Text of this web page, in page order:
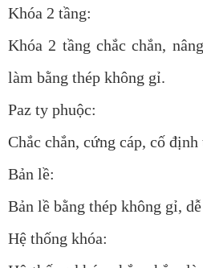
Khóa 2 tầng:
Khóa 2 tầng chắc chắn,
làm bằng thép không gỉ.
Paz ty phuộc:
Chắc chắn, cứng cáp, cố
Bản lề:
Bản lề bằng thép không gỉ,
Hệ thống khóa: